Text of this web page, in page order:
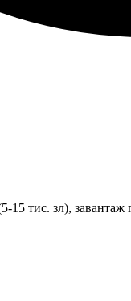
тис. зл),